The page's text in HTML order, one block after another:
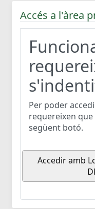
Accés a l'àrea
Per poder
requereixen
següent botó.
Accedir amb